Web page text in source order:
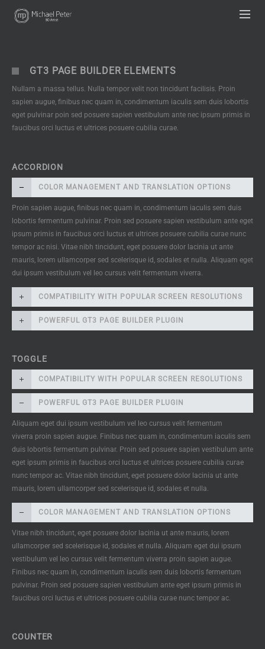
GT3 PAGE BUILDER ELEMENTS
Nullam a massa tellus. Nulla tempor velit non tincidunt facilisis. Proin
sapien augue, finibus nec quam in, condimentum iaculis sem duis lobortis
eget pulvinar poin sed posuere sapien vestibulum ante nec ipsum primis in
faucibus orci luctus et ultrices posuere cubilia curae.
ACCORDION
COLOR MANAGEMENT AND TRANSLATION OPTIONS
Proin sapien augue, finibus nec quam in, condimentum iaculis sem duis
lobortis fermentum pulvinar. Proin sed posuere sapien vestibulum ante eget
ipsum primis in faucibus orci luctus et ultrices posuere cubilia curae nunc
tempor ac nisi. Vitae nibh tincidunt, eget posuere dolor lacinia ut ante
mauris, lorem ullamcorper sed scelerisque id, sodales et nulla. Aliquam eget
dui ipsum vestibulum vel leo cursus velit fermentum viverra.
COMPATIBILITY WITH POPULAR SCREEN RESOLUTIONS
POWERFUL GT3 PAGE BUILDER PLUGIN
TOGGLE
COMPATIBILITY WITH POPULAR SCREEN RESOLUTIONS
POWERFUL GT3 PAGE BUILDER PLUGIN
Aliquam eget dui ipsum vestibulum vel leo cursus velit fermentum
viverra proin sapien augue. Finibus nec quam in, condimentum iaculis sem
duis lobortis fermentum pulvinar. Proin sed posuere sapien vestibulum ante
eget ipsum primis in faucibus orci luctus et ultrices posuere cubilia curae
nunc tempor ac. Vitae nibh tincidunt, eget posuere dolor lacinia ut ante
mauris, lorem ullamcorper sed scelerisque id, sodales et nulla.
COLOR MANAGEMENT AND TRANSLATION OPTIONS
Vitae nibh tincidunt, eget posuere dolor lacinia ut ante mauris, lorem
ullamcorper sed scelerisque id, sodales et nulla. Aliquam eget dui ipsum
vestibulum vel leo cursus velit fermentum viverra proin sapien augue.
Finibus nec quam in, condimentum iaculis sem duis lobortis fermentum
pulvinar. Proin sed posuere sapien vestibulum ante eget ipsum primis in
faucibus orci luctus et ultrices posuere cubilia curae nunc tempor ac.
COUNTER